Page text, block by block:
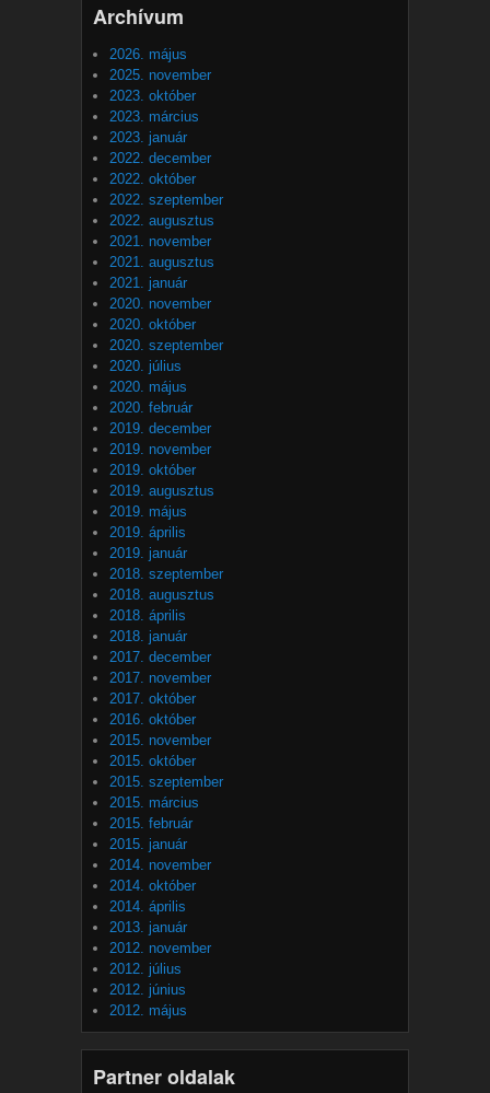
Archívum
2026. május
2025. november
2023. október
2023. március
2023. január
2022. december
2022. október
2022. szeptember
2022. augusztus
2021. november
2021. augusztus
2021. január
2020. november
2020. október
2020. szeptember
2020. július
2020. május
2020. február
2019. december
2019. november
2019. október
2019. augusztus
2019. május
2019. április
2019. január
2018. szeptember
2018. augusztus
2018. április
2018. január
2017. december
2017. november
2017. október
2016. október
2015. november
2015. október
2015. szeptember
2015. március
2015. február
2015. január
2014. november
2014. október
2014. április
2013. január
2012. november
2012. július
2012. június
2012. május
Partner oldalak